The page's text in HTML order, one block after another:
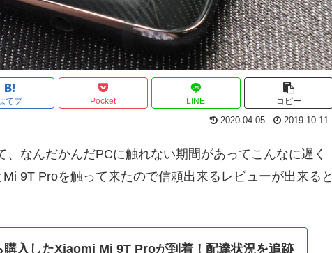
てブ Pocket LINE コピー
2020.04.05 2019.10.11
、なんだかんだPCに触れない期間があってこんなに遅く
9T Proを触って来たので信頼出来るレビューが出来ると
入したXiaomi Mi 9T Proが到着！配達状況を追跡